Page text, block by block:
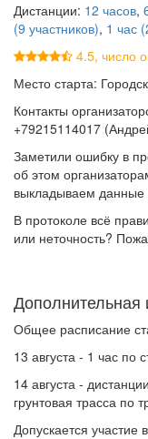
Дистанции: 12 часов,
(9 участников), 1 час
4.5, число
Место старта:
Контакты
+79215114017
Заметили ошибку в
об этом
выкладываем данные
В протоколе всё
или неточность?
Общее расписание
13 августа - 1 час по
14 августа -
грунтовая трасса по
Допускается участие